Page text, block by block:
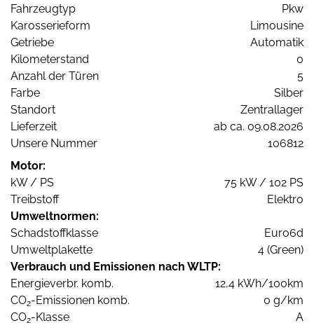
Fahrzeugtyp
Pkw
Karosserieform
Limousine
Getriebe
Automatik
Kilometerstand
0
Anzahl der Türen
5
Farbe
Silber
Standort
Zentrallager
Lieferzeit
ab ca. 09.08.2026
Unsere Nummer
106812
Motor:
kW / PS
75 kW / 102 PS
Treibstoff
Elektro
Umweltnormen:
Schadstoffklasse
Euro6d
Umweltplakette
4 (Green)
Verbrauch und Emissionen nach WLTP:
Energieverbr. komb.
12,4 kWh/100km
CO2-Emissionen komb.
0 g/km
CO2-Klasse A